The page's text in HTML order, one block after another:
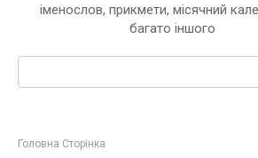
іменослов, прикмети, місячний
багато іншого
Пошук:
Головна Сторінка